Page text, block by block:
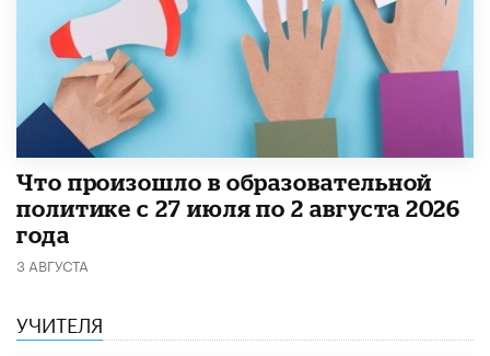
​Что произошло в образовательной
политике с 27 июля по 2 августа 2026
года
3 АВГУСТА
УЧИТЕЛЯ